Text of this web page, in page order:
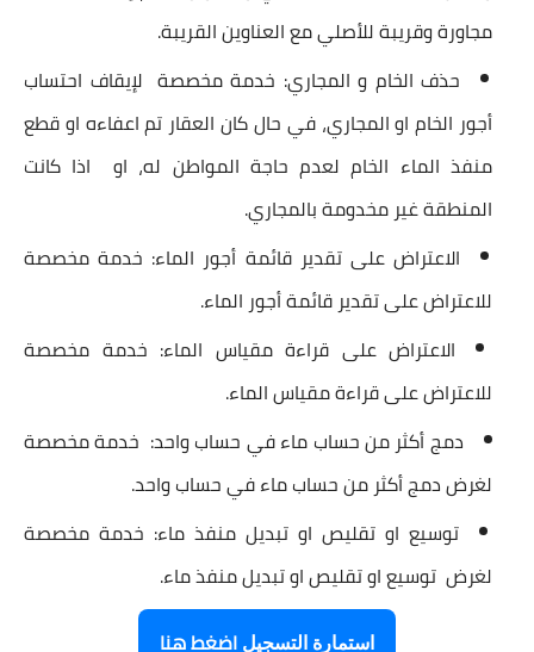
مجاورة وقريبة للأصلي مع العناوين القريبة.
حذف الخام و المجاري: خدمة مخصصة لإيقاف احتساب
أجور الخام او المجاري، في حال كان العقار تم اعفاءه او قطع
منفذ الماء الخام لعدم حاجة المواطن له، او اذا كانت
المنطقة غير مخدومة بالمجاري.
الاعتراض على تقدير قائمة أجور الماء: خدمة مخصصة
للاعتراض على تقدير قائمة أجور الماء.
الاعتراض على قراءة مقياس الماء: خدمة مخصصة
للاعتراض على قراءة مقياس الماء.
دمج أكثر من حساب ماء في حساب واحد: خدمة مخصصة
لغرض دمج أكثر من حساب ماء في حساب واحد.
توسيع او تقليص او تبديل منفذ ماء: خدمة مخصصة
لغرض توسيع او تقليص او تبديل منفذ ماء.
استمارة التسجيل اضغط هنا